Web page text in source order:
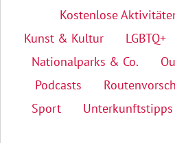
Kostenlose
Kunst & Kultur
LGBTQ+
Nationalparks & Co.
Podcasts
Sport
Unterkunftstipps